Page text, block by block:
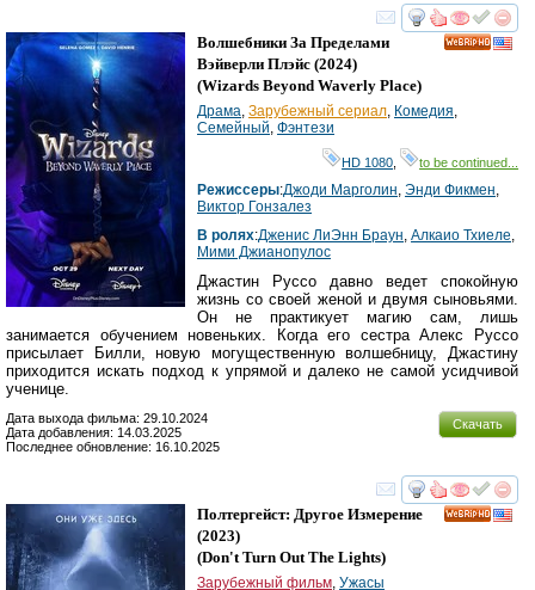
смотреть
Волшебники За Пределами
Вэйверли Плэйс (2024)
(Wizards Beyond Waverly Place)
Драма, Зарубежный сериал, Комедия,
Семейный, Фэнтези
HD 1080 to be continued...
Режиссеры:Джоди Марголин, Энди Фикмен,
Виктор Гонзалез
В ролях:Дженис ЛиЭнн Браун, Алкаио Тхиеле,
Мими Джианопулос
Джастин Руссо давно ведет спокойную
жизнь со своей женой и двумя сыновьями.
Он не практикует магию сам, лишь
занимается обучением новеньких. Когда его сестра Алекс Руссо
присылает Билли, новую могущественную волшебницу, Джастину
приходится искать подход к упрямой и далеко не самой усидчивой
ученице.
Скачать
Дата выхода фильма: 29.10.2024
Дата добавления: 14.03.2025
Последнее обновление: 16.10.2025
смотреть
Полтергейст: Другое Измерение
(2023)
(Don't Turn Out The Lights)
Зарубежный фильм, Ужасы